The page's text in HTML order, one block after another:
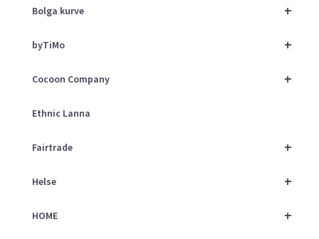
+
Bolga kurve
+
byTiMo
+
Cocoon Company
Ethnic Lanna
+
Fairtrade
+
Helse
+
HOME